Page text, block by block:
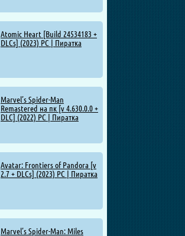
Atomic Heart [Build 24534183 +
DLCs] (2023) PC | Пиратка
Marvel’s Spider-Man
Remastered на пк [v 4.630.0.0 +
DLC] (2022) PC | Пиратка
Avatar: Frontiers of Pandora [v
2.7 + DLCs] (2023) PC | Пиратка
Marvel’s Spider-Man: Miles